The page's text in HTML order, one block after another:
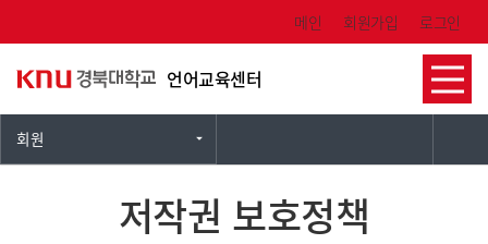
메인 회원가입 로그인
언어교육센터
회원
저작권 보호정책